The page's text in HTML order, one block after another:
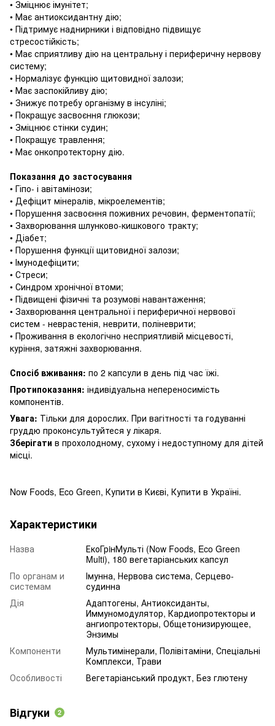
• Зміцнює імунітет;
• Має антиоксидантну дію;
• Підтримує наднирники і відповідно підвищує
стресостійкість;
• Має сприятливу дію на центральну і периферичну нервову
систему;
• Нормалізує функцію щитовидної залози;
• Має заспокійливу дію;
• Знижує потребу організму в інсуліні;
• Покращує засвоєння глюкози;
• Зміцнює стінки судин;
• Покращує травлення;
• Має онкопротекторну дію.
Показання до застосування
• Гіпо- і авітамінози;
• Дефіцит мінералів, мікроелементів;
• Порушення засвоєння поживних речовин, ферментопатії;
• Захворювання шлунково-кишкового тракту;
• Діабет;
• Порушення функції щитовидної залози;
• Імунодефіцити;
• Стреси;
• Синдром хронічної втоми;
• Підвищені фізичні та розумові навантаження;
• Захворювання центральної і периферичної нервової
систем - неврастенія, неврити, поліневрити;
• Проживання в екологічно несприятливій місцевості,
куріння, затяжні захворювання.
Спосіб вживання: по 2 капсули в день під час їжі.
Протипоказання: індивідуальна непереносимість
компонентів.
Увага: Тільки для дорослих. При вагітності та годуванні
груддю проконсультуйтеся у лікаря.
Зберігати в прохолодному, сухому і недоступному для дітей
місці.
Now Foods, Eco Green, Купити в Києві, Купити в Україні.
Характеристики
Назва
ЕкоГрiнМульті (Now Foods, Eco Green
Multi), 180 вегетаріанських капсул
По органам и
системам
Імунна, Нервова система, Серцево-
судинна
Дія
Адаптогены, Антиоксиданты,
Иммуномодулятор, Кардиопротекторы и
ангиопротекторы, Общетонизирующее,
Энзимы
Компоненти
Мультимінерали, Полівітаміни, Спеціальні
Комплекси, Трави
Особливості
Вегетаріанський продукт, Без глютену
Відгуки 2